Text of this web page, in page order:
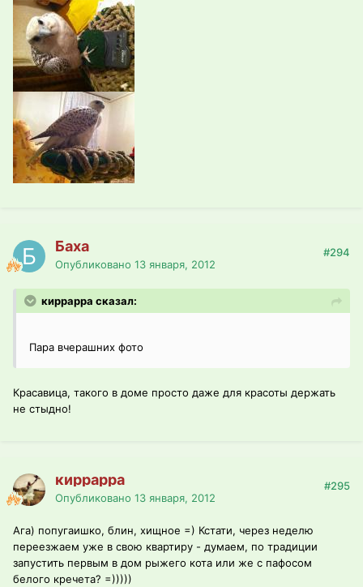
Баха
Опубликовано 13 января, 2012
#294
киррарра сказал:
Пара вчерашних фото
Красавица, такого в доме просто даже для красоты держать
не стыдно!
киррарра
Опубликовано 13 января, 2012
#295
Ага) попугаишко, блин, хищное =) Кстати, через неделю
переезжаем уже в свою квартиру - думаем, по традиции
запустить первым в дом рыжего кота или же с пафосом
белого кречета? =)))))